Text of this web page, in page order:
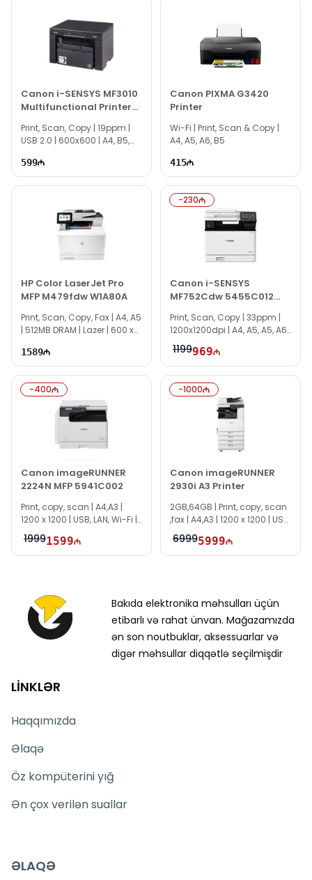
Canon i-SENSYS MF3010
Multifunctional Printer
Print, Scan, Copy | 19ppm |
USB 2.0 | 600x600 | A4, B5,
599
Canon PIXMA G3420
Printer
Wi-Fi | Print, Scan & Copy |
A4, A5, A6, B5
415
HP Color LaserJet Pro
MFP M479fdw W1A80A
Print, Scan, Copy, Fax | A4, A5
| 512MB DRAM | Lazer | 600 x
1589
-230
Canon i-SENSYS
MF752Cdw 5455C012
Multifunction Printer
Print, Scan, Copy | 33ppm |
1200x1200dpi | A4, A5, A5, A6,
B5 | Wi-Fi | Duplex, ADF
1199969
-400
Canon imageRUNNER
2224N MFP 5941C002
Print, copy, scan | A4,A3 |
1200 x 1200 | USB, LAN, Wi-Fi |
2GB eMMC
19991599
-1000
Canon imageRUNNER
2930i A3 Printer
2GB,64GB | Print, copy, scan
,fax | A4,A3 | 1200 x 1200 | USB,
LAN, Wi-Fi | Duplex
69995999
Bakıda elektronika məhsulları üçün
etibarlı və rahat ünvan. Mağazamızda
ən son noutbuklar, aksessuarlar və
digər məhsullar diqqətlə seçilmişdir
LİNKLƏR
Haqqımızda
Əlaqə
Öz kompüterini yığ
Ən çox verilən suallar
ƏLAQƏ